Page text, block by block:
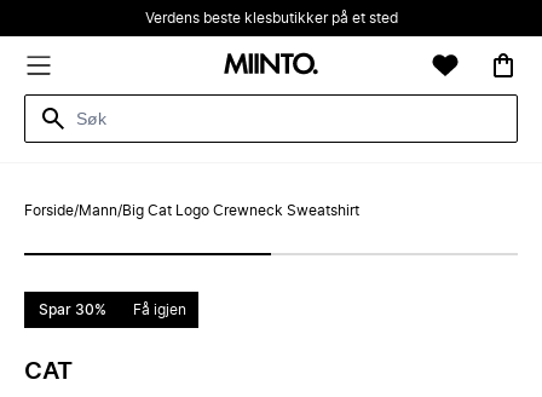
Verdens beste klesbutikker på et sted
Forside/Mann/Big Cat Logo Crewneck Sweatshirt
Spar 30% Få igjen
CAT